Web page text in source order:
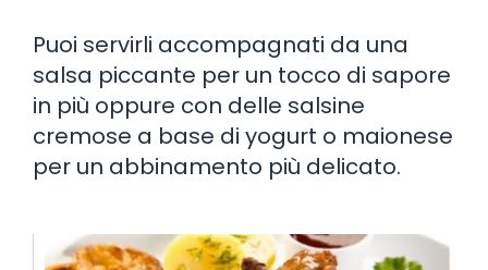
Puoi servirli accompagnati da una
salsa piccante per un tocco di sapore
in più oppure con delle salsine
cremose a base di yogurt o maionese
per un abbinamento più delicato.